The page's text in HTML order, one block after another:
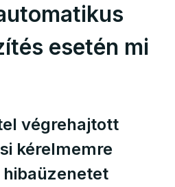
esetén mi
végrehajtott
kérelmemre